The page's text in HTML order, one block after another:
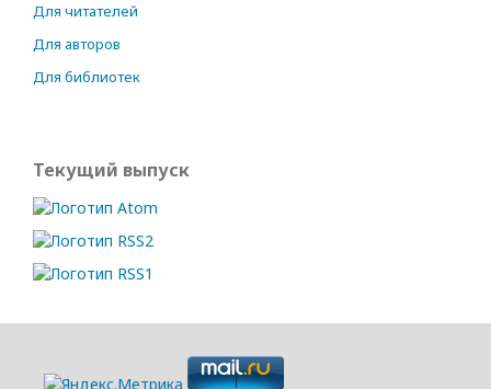
Для читателей
Для авторов
Для библиотек
Текущий выпуск